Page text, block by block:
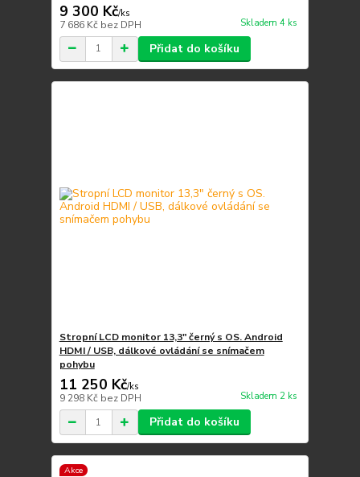
9 300 Kč/ks
7 686 Kč bez DPH Skladem 4 ks
Přidat do košíku
Stropní LCD monitor 13,3" černý s OS. Android
HDMI / USB, dálkové ovládání se snímačem
pohybu
11 250 Kč/ks
9 298 Kč bez DPH Skladem 2 ks
Přidat do košíku
Akce